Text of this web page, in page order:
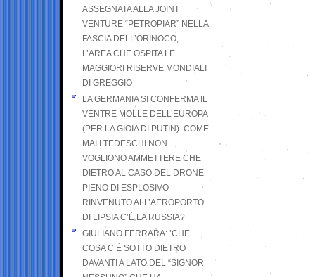
ASSEGNATA ALLA JOINT
VENTURE “PETROPIAR” NELLA
FASCIA DELL’ORINOCO,
L’AREA CHE OSPITA LE
MAGGIORI RISERVE MONDIALI
DI GREGGIO
LA GERMANIA SI CONFERMA IL
VENTRE MOLLE DELL’EUROPA
(PER LA GIOIA DI PUTIN). COME
MAI I TEDESCHI NON
VOGLIONO AMMETTERE CHE
DIETRO AL CASO DEL DRONE
PIENO DI ESPLOSIVO
RINVENUTO ALL’AEROPORTO
DI LIPSIA C’È LA RUSSIA?
GIULIANO FERRARA: ’CHE
COSA C’È SOTTO DIETRO
DAVANTI A LATO DEL “SIGNOR